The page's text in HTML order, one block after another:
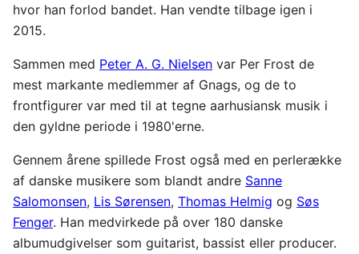
hvor han forlod bandet. Han vendte tilbage igen i
2015.
Sammen med Peter A. G. Nielsen var Per Frost de
mest markante medlemmer af Gnags, og de to
frontfigurer var med til at tegne aarhusiansk musik i
den gyldne periode i 1980'erne.
Gennem årene spillede Frost også med en perlerække
af danske musikere som blandt andre Sanne
Salomonsen, Lis Sørensen, Thomas Helmig og Søs
Fenger. Han medvirkede på over 180 danske
albumudgivelser som guitarist, bassist eller producer.